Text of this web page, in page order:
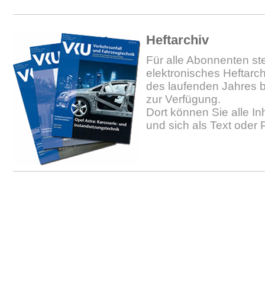
Heftarchiv
Für alle Abonnenten
elektronisches
des laufenden Jahres
zur Verfügung.
Dort können Sie alle
und sich als Text oder